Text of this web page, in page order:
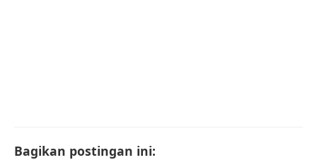
Bagikan postingan ini: